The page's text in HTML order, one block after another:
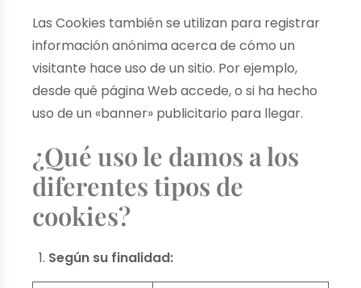
Las Cookies también se utilizan para registrar
información anónima acerca de cómo un
visitante hace uso de un sitio. Por ejemplo,
desde qué página Web accede, o si ha hecho
uso de un «banner» publicitario para llegar.
¿Qué uso le damos a los
diferentes tipos de
cookies?
Según su finalidad: